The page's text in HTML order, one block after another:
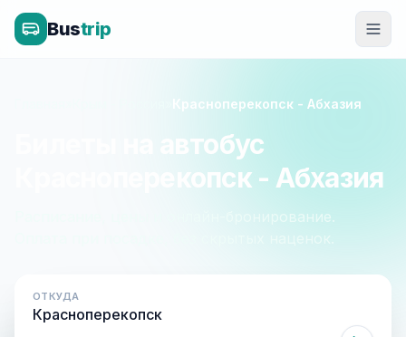
Bustrip
Красноперекопск - Абхазия
Билеты на автобус
Красноперекопск - Абхазия
Расписание, цены и онлайн-бронирование.
Оплата при посадке, без скрытых наценок.
ОТКУДА